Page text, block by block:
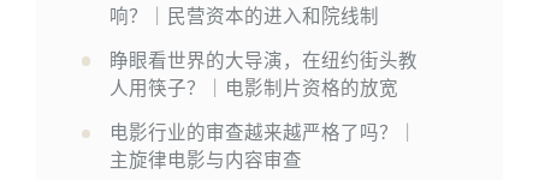
响？｜民营资本的进入和院线制
睁眼看世界的大导演，在纽约街头教
人用筷子？｜电影制片资格的放宽
电影行业的审查越来越严格了吗？｜
主旋律电影与内容审查